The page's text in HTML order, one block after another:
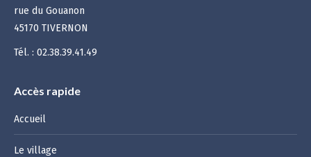
rue du Gouanon
45170 TIVERNON
Tél. : 02.38.39.41.49
Accès rapide
Accueil
Le village